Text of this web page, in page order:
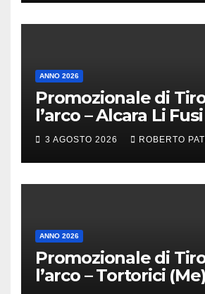
ANNO 2026
Promozionale di
l’arco – Alcara Li
3 AGOSTO 2026 ROBERTO
ANNO 2026
Promozionale di
l’arco – Tortorici (Me)